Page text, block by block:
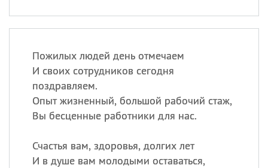
Пожилых людей день отмечаем
И своих сотрудников сегодня
поздравляем.
Опыт жизненный, большой рабочий стаж,
Вы бесценные работники для нас.
Счастья вам, здоровья, долгих лет
И в душе вам молодыми оставаться,